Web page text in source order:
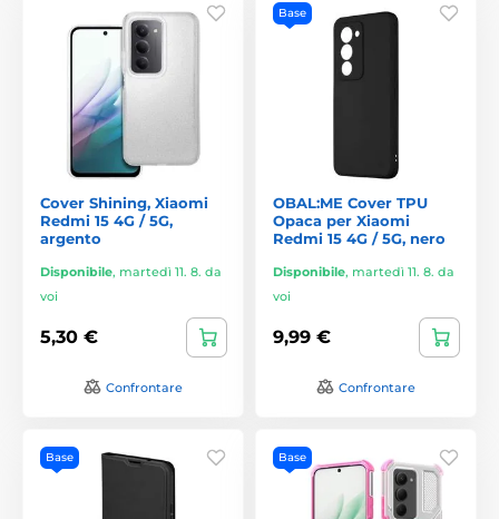
Cover Shining, Xiaomi
Redmi 15 4G / 5G,
argento
Disponibile, martedì 11. 8. da
voi
5,30 €
Confrontare
Base
OBAL:ME Cover TPU
Opaca per Xiaomi
Redmi 15 4G / 5G, nero
Disponibile, martedì 11. 8. da
voi
9,99 €
Confrontare
Base Base